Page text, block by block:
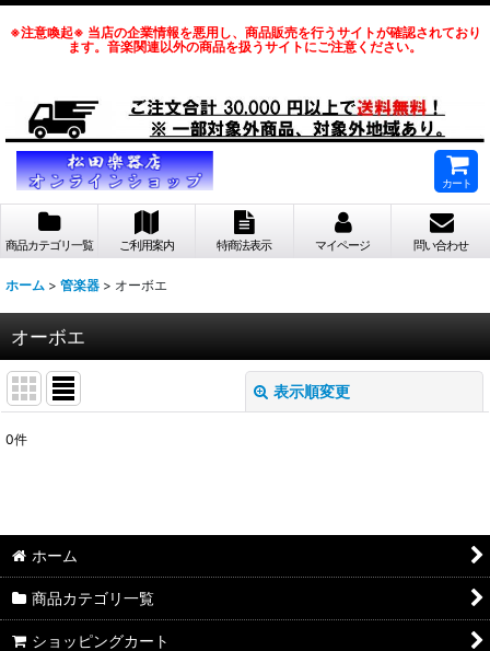
※注意喚起※ 当店の企業情報を悪用し、商品販売を行うサイトが確認されており
ます。音楽関連以外の商品を扱うサイトにご注意ください。
カート
商品カテゴリ一覧 ご利用案内 特商法表示 マイページ 問い合わせ
ホーム > 管楽器 > オーボエ
オーボエ
表示順変更
絞り込む
0件
ホーム
商品カテゴリ一覧
ショッピングカート